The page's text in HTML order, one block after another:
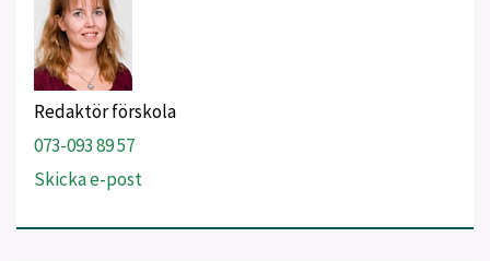
Redaktör förskola
073-093 89 57
Skicka e-post